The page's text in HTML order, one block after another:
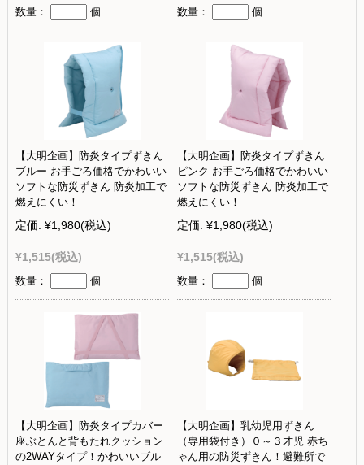
数量： 個 数量： 個
【大明企画】防炎タイプずきん
ブルー お手ごろ価格でかわいい
ソフトな防災ずきん 防炎加工で
燃えにくい！
定価: ¥1,980(税込)
¥1,515(税込)
数量： 個
【大明企画】防炎タイプずきん
ピンク お手ごろ価格でかわいい
ソフトな防災ずきん 防炎加工で
燃えにくい！
定価: ¥1,980(税込)
¥1,515(税込)
数量： 個
【大明企画】防炎タイプカバー
座ぶとんと背もたれクッション
の2WAYタイプ！かわいいブル
【大明企画】乳幼児用ずきん
（専用袋付き）０～３才児 赤ち
ゃん用の防災ずきん！避難所で